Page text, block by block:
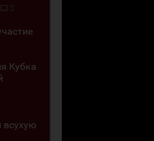
3
Кубка
всухую